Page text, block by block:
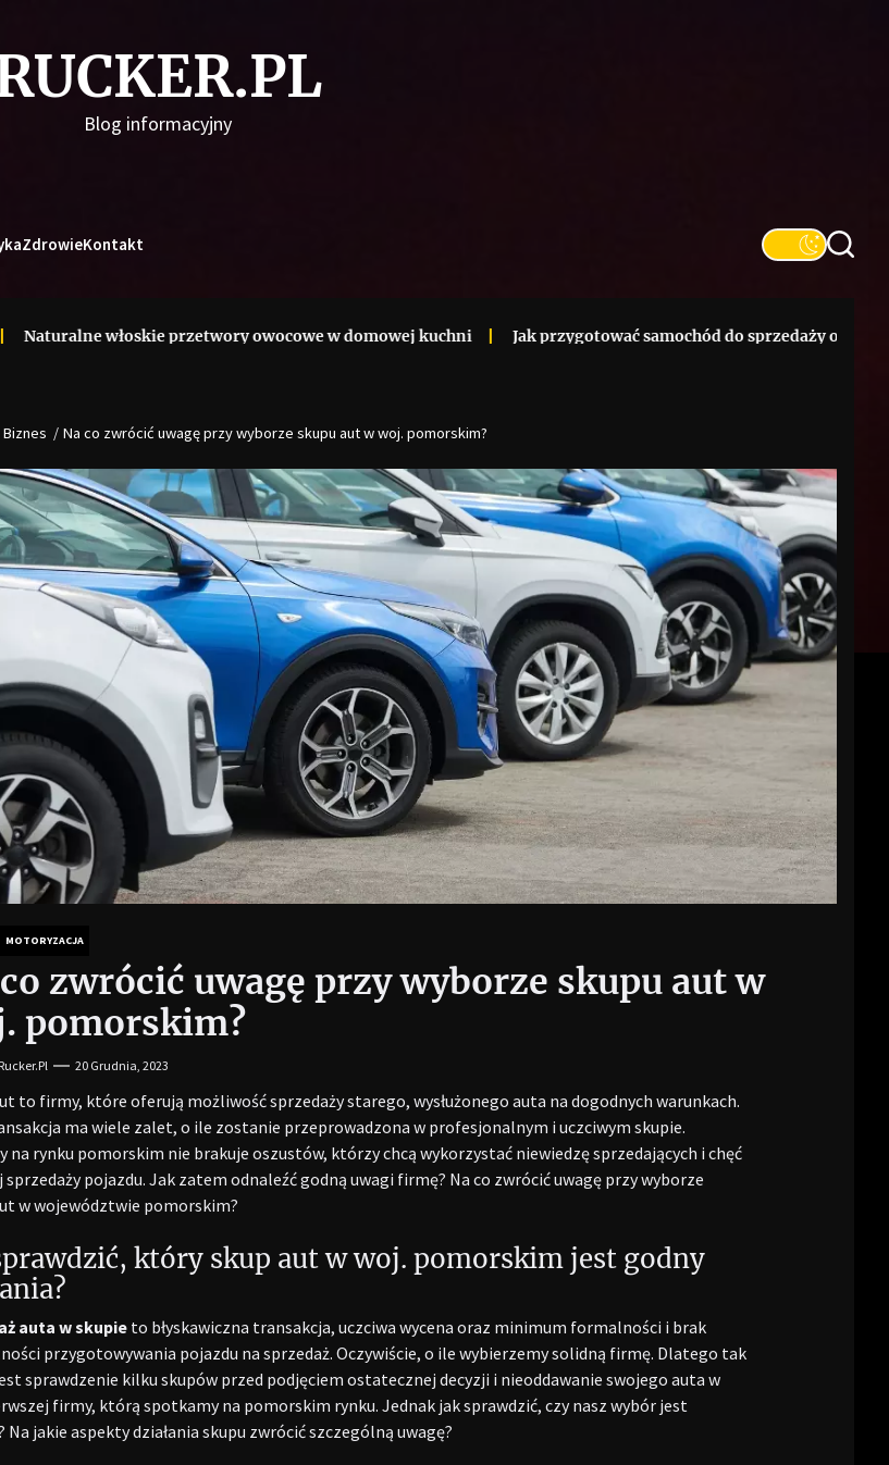
Blog informacyjny
ZdrowieKontakt
włoskie przetwory owocowe w domowej kuchni Jak przygotować samochód do sprzedaży online –
Biznes Na co zwrócić uwagę przy wyborze skupu aut w woj. pomorskim?
MOTORYZACJA
zwrócić uwagę przy wyborze skupu aut w
pomorskim?
20 Grudnia, 2023
to firmy, które oferują możliwość sprzedaży starego, wysłużonego auta na dogodnych warunkach.
ma wiele zalet, o ile zostanie przeprowadzona w profesjonalnym i uczciwym skupie.
na rynku pomorskim nie brakuje oszustów, którzy chcą wykorzystać niewiedzę sprzedających i chęć
sprzedaży pojazdu. Jak zatem odnaleźć godną uwagi firmę? Na co zwrócić uwagę przy wyborze
w województwie pomorskim?
który skup aut w woj. pomorskim jest godny
auta w skupie to błyskawiczna transakcja, uczciwa wycena oraz minimum formalności i brak
przygotowywania pojazdu na sprzedaż. Oczywiście, o ile wybierzemy solidną firmę. Dlatego tak
sprawdzenie kilku skupów przed podjęciem ostatecznej decyzji i nieoddawanie swojego auta w
firmy, którą spotkamy na pomorskim rynku. Jednak jak sprawdzić, czy nasz wybór jest
Na jakie aspekty działania skupu zwrócić szczególną uwagę?